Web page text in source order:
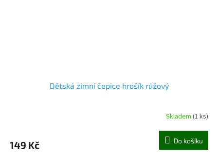
Dětská zimní čepice hrošík růžový
Skladem (1 ks)
149 Kč Do košíku